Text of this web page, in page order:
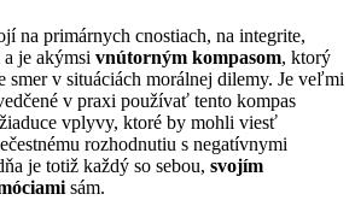
na primárnych cnostiach, na integrite,
je akýmsi vnútorným kompasom, ktorý
smer v situáciách morálnej dilemy. Je veľmi
v praxi používať tento kompas
vplyvy, ktoré by mohli viesť
rozhodnutiu s negatívnymi
je totiž každý so sebou, svojím
sám.